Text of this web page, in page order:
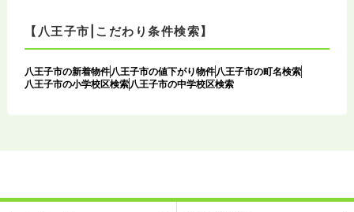
【八王子市|こだわり条件検索】
八王子市の新着物件 八王子市の値下がり物件 八王子市の町名検索
八王子市の小学校区検索 八王子市の中学校区検索